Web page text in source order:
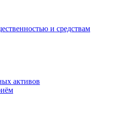
и средствам
активов